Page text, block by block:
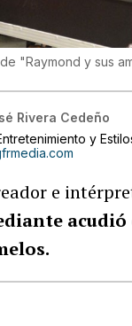
"Raymond y sus
Rivera Cedeño
y
e